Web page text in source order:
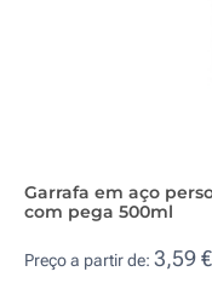
Garrafa em aço
com pega 500ml
Preço a partir de: 3,59 €